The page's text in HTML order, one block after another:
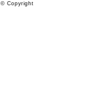
© Copyright